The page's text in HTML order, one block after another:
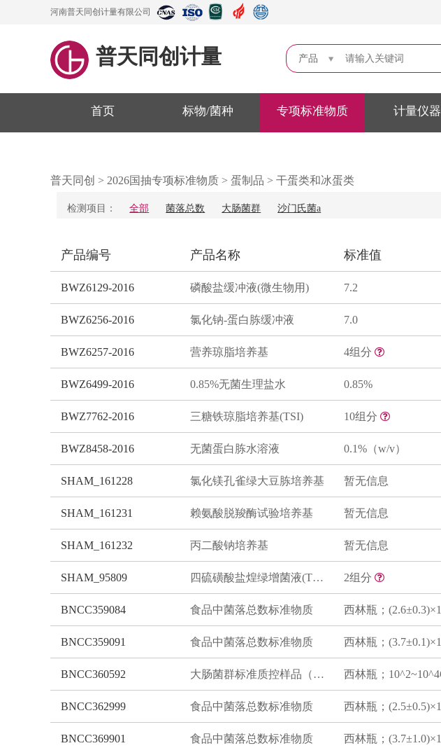
河南普天同创计量有限公司
普天同创计量 产品
首页 标物/菌种 专项标准物质 计量仪器
普天同创 > 2026国抽专项标准物质 > 蛋制品 > 干蛋类和冰蛋类
检测项目： 全部 菌落总数 大肠菌群 沙门氏菌a
产品编号 产品名称 标准值
BWZ6129-2016 磷酸盐缓冲液(微生物用) 7.2
BWZ6256-2016 氯化钠-蛋白胨缓冲液 7.0
BWZ6257-2016 营养琼脂培养基 4组分
BWZ6499-2016 0.85%无菌生理盐水 0.85%
BWZ7762-2016 三糖铁琼脂培养基(TSI) 10组分
BWZ8458-2016 无菌蛋白胨水溶液 0.1%（w/v）
SHAM_161228 氯化镁孔雀绿大豆胨培养基 暂无信息
SHAM_161231 赖氨酸脱羧酶试验培养基 暂无信息
SHAM_161232 丙二酸钠培养基 暂无信息
SHAM_95809 四硫磺酸盐煌绿增菌液(TTB) 2组分
BNCC359084 食品中菌落总数标准物质
BNCC359091 食品中菌落总数标准物质
BNCC360592 大肠菌群标准质控样品（平板计数法）
BNCC362999 食品中菌落总数标准物质
BNCC369901 食品中菌落总数标准物质